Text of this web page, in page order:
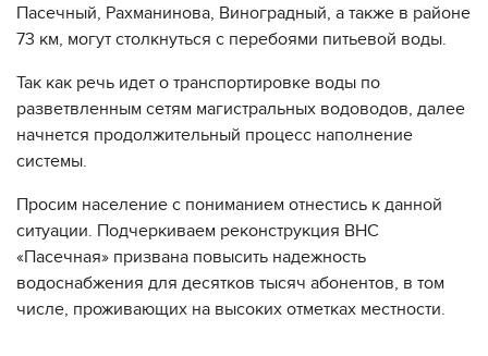
Пасечный, Рахманинова, Виноградный, а также в районе
73 км, могут столкнуться с перебоями питьевой воды.
Так как речь идет о транспортировке воды по
разветвленным сетям магистральных водоводов, далее
начнется продолжительный процесс наполнение
системы.
Просим население с пониманием отнестись к данной
ситуации. Подчеркиваем реконструкция ВНС
«Пасечная» призвана повысить надежность
водоснабжения для десятков тысяч абонентов, в том
числе, проживающих на высоких отметках местности.